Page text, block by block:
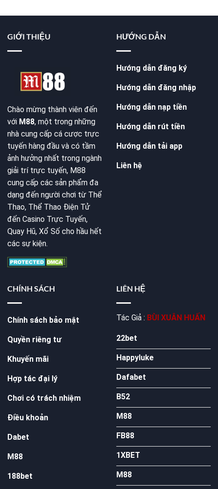
GIỚI THIỆU
Chào mừng thành viên đến
với M88, một trong những
nhà cung cấp cá cược trực
tuyến hàng đầu và có tầm
ảnh hưởng nhất trong ngành
giải trí trực tuyến, M88
cung cấp các sản phẩm đa
dạng đến người chơi từ Thể
Thao, Thể Thao Điện Tử
đến Casino Trực Tuyến,
Quay Hũ, Xổ Số cho hầu hết
các sự kiện.
HƯỚNG DẪN
Hướng dẫn đăng ký
Hướng dẫn đăng nhập
Hướng dẫn nạp tiền
Hướng dẫn rút tiền
Hướng dẫn tải app
Liên hệ
CHÍNH SÁCH
Chính sách bảo mật
Quyền riêng tư
Khuyến mãi
Hợp tác đại lý
Chơi có trách nhiệm
Điều khoản
Dabet
M88
188bet
LIÊN HỆ
Tác Giả : BÙI XUÂN HUẤN
22bet
Happyluke
Dafabet
B52
M88
FB88
1XBET
M88